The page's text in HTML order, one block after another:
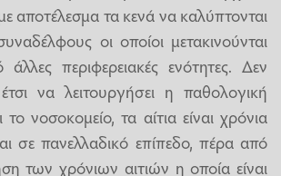
αποτέλεσμα τα κενά να καλύπτονται
οι οποίοι μετακινούνται
περιφερειακές ενότητες. Δεν
να λειτουργήσει η παθολογική
το νοσοκομείο, τα αίτια είναι χρόνια
σε πανελλαδικό επίπεδο, πέρα από
των χρόνιων αιτιών η οποία είναι